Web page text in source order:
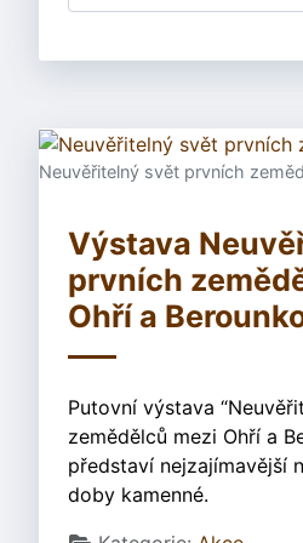
Neuvěřitelný svět prvních
Výstava
prvních
Ohří a
Putovní výstava
zemědělců mezi Ohří a
představí nejzajímavější
doby kamenné.